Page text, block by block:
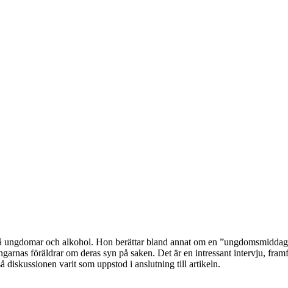
och alkohol. Hon berättar bland annat om en
föräldrar om deras syn på saken. Det är en intressant intervju,
diskussionen varit som uppstod i anslutning till artikeln.